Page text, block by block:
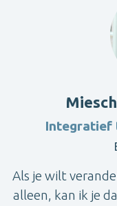
Integratief
Als je wilt
alleen, kan ik je